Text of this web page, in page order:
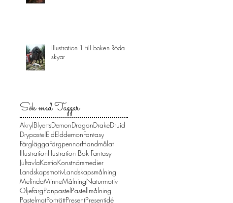
Illustration 1 till boken Röda
skyar
Sök med Taggar
AkrylBlyertsDemonDragonDrakeDruid
DrypastelEldElddemonFantasy
FärgläggaFärgpennorHandmålat
IllustrationIllustration Bok Fantasy
JultavlaKastioKonstnärsmedier
LandskapsmotivLandskapsmålning
MelindaMinneMålningNaturmotiv
OljefärgPanpastelPastellmålning
PastelmatPorträttPresentPresentidé